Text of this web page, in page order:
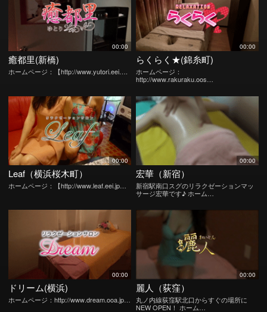
00:00
癒都里(新橋)
ホームページ：【http://www.yutori.eei….
00:00
らくらく★(錦糸町)
ホームページ：
http://www.rakuraku.oos…
00:00
Leaf（横浜桜木町）
ホームページ：【http://www.leaf.eei.jp…
00:00
宏華（新宿）
新宿駅南口スグのリラクゼーションマッ
サージ宏華です♪ ホーム…
00:00
ドリーム(横浜)
ホームページ：http://www.dream.ooa.jp…
00:00
麗人（荻窪）
丸ノ内線荻窪駅北口からすぐの場所に
NEW OPEN！ ホーム…